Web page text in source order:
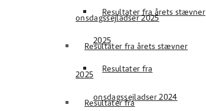
Resultater fra årets stævner
2025
Resultater fra
onsdagssejladser 2024
onsdagssejladser 2025
Resultater fra årets stævner
2025
Resultater fra